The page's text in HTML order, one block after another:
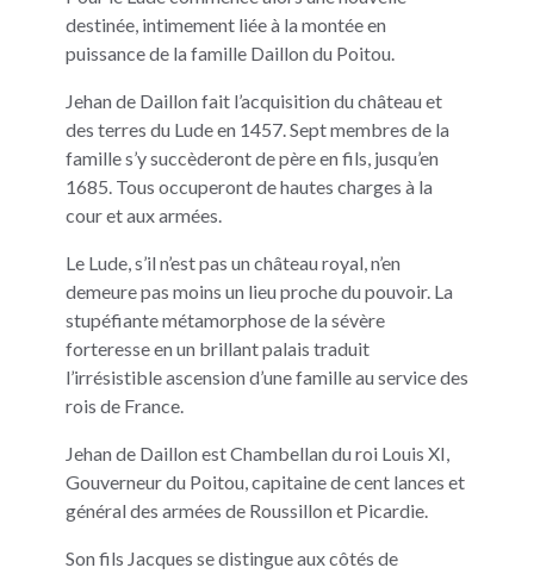
destinée, intimement liée à la montée en
puissance de la famille Daillon du Poitou.
Jehan de Daillon fait l’acquisition du château et
des terres du Lude en 1457. Sept membres de la
famille s’y succèderont de père en fils, jusqu’en
1685. Tous occuperont de hautes charges à la
cour et aux armées.
Le Lude, s’il n’est pas un château royal, n’en
demeure pas moins un lieu proche du pouvoir. La
stupéfiante métamorphose de la sévère
forteresse en un brillant palais traduit
l’irrésistible ascension d’une famille au service des
rois de France.
Jehan de Daillon est Chambellan du roi Louis XI,
Gouverneur du Poitou, capitaine de cent lances et
général des armées de Roussillon et Picardie.
Son fils Jacques se distingue aux côtés de